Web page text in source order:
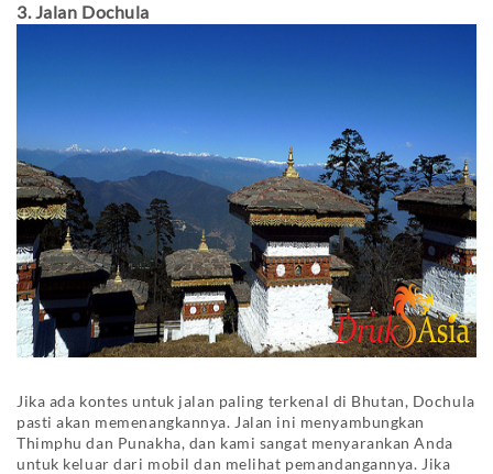
3. Jalan Dochula
Jika ada kontes untuk jalan paling terkenal di Bhutan, Dochula
pasti akan memenangkannya. Jalan ini menyambungkan
Thimphu dan Punakha, dan kami sangat menyarankan Anda
untuk keluar dari mobil dan melihat pemandangannya. Jika